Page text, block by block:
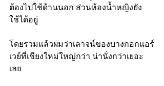
ต้องไปใช้ด้านนอก ส่วนห้องน้ำหญิงยัง
ใช้ได้อยู่
โดยรวมแล้วผมว่าเลาจน์ของบางกอกแอร์
เวย์ที่เชียงใหม่ใหญ่กว่า น่านั่งกว่าเยอะ
เลย